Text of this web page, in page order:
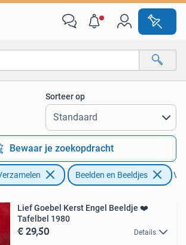
Alle afstanden…
Sorteer op
Bewaar je zoekopdracht
Beelden en Beeldjes
Lief Goebel Kerst Engel Beeldje ❤️
Tafelbel 1980
€ 29,50 Details